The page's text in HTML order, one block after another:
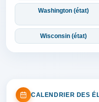
Washington (état)
Wisconsin (état)
CALENDRIER DES